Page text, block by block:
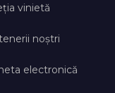
vinietă
noștri
electronică